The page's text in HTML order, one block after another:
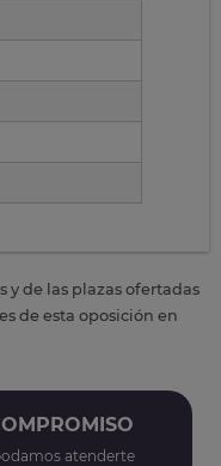
y de las plazas ofertadas
de esta oposición en
atenderte